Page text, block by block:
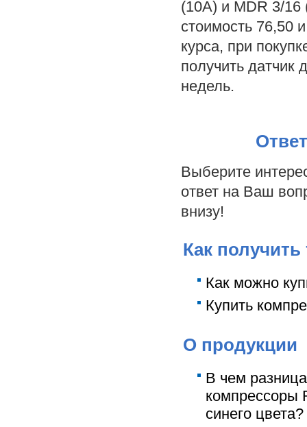
(10А) и MDR 3/16
стоимость 76,50
курса, при
получить датчик
недель.
Выберите
ответ на Ваш
внизу!
Как получить
Как можно
Купить
О продукции
В чем
компрессоры
синего цвета?